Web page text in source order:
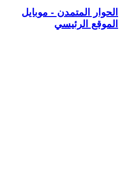
الحوار المتمدن - موبايل
الموقع الرئيسي